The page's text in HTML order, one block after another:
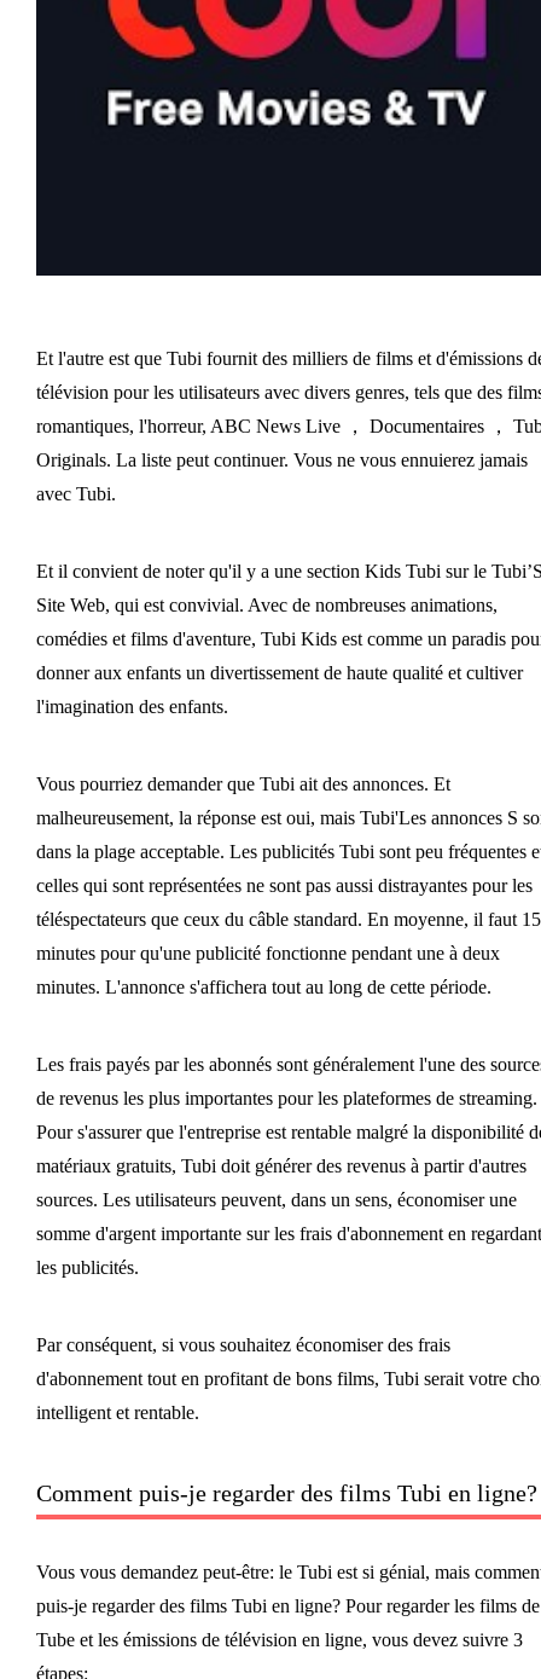
Et l'autre est que Tubi fournit des milliers de films et d'émissions
télévision pour les utilisateurs avec divers genres, tels que des
romantiques, l'horreur, ABC News Live ， Documentaires ，
Originals. La liste peut continuer. Vous ne vous ennuierez jamais
avec Tubi.
Et il convient de noter qu'il y a une section Kids Tubi sur le
Site Web, qui est convivial. Avec de nombreuses animations,
comédies et films d'aventure, Tubi Kids est comme un paradis
donner aux enfants un divertissement de haute qualité et cultiver
l'imagination des enfants.
Vous pourriez demander que Tubi ait des annonces. Et
malheureusement, la réponse est oui, mais Tubi'Les annonces S
dans la plage acceptable. Les publicités Tubi sont peu fréquentes
celles qui sont représentées ne sont pas aussi distrayantes pour les
téléspectateurs que ceux du câble standard. En moyenne, il faut 15
minutes pour qu'une publicité fonctionne pendant une à deux
minutes. L'annonce s'affichera tout au long de cette période.
Les frais payés par les abonnés sont généralement l'une des
de revenus les plus importantes pour les plateformes de streaming.
Pour s'assurer que l'entreprise est rentable malgré la disponibilité
matériaux gratuits, Tubi doit générer des revenus à partir d'autres
sources. Les utilisateurs peuvent, dans un sens, économiser une
somme d'argent importante sur les frais d'abonnement en regardant
les publicités.
Par conséquent, si vous souhaitez économiser des frais
d'abonnement tout en profitant de bons films, Tubi serait votre
intelligent et rentable.
Comment puis-je regarder des films Tubi en ligne?
Vous vous demandez peut-être: le Tubi est si génial, mais
puis-je regarder des films Tubi en ligne? Pour regarder les films de
Tube et les émissions de télévision en ligne, vous devez suivre 3
étapes: